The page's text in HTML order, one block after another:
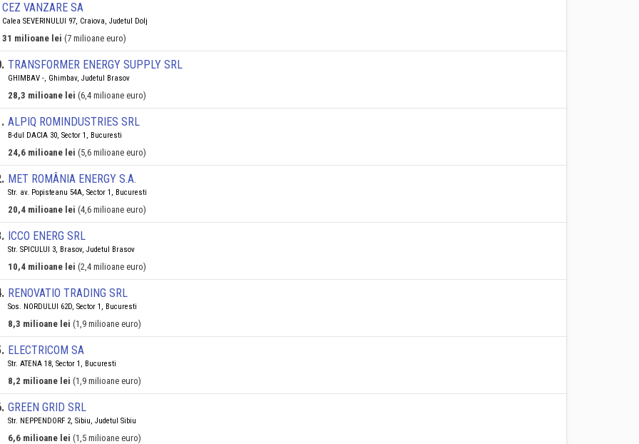
CEZ VANZARE SA
Calea SEVERINULUI 97, Craiova, Judetul Dolj
31 milioane lei (7 milioane euro)
. TRANSFORMER ENERGY SUPPLY SRL
GHIMBAV -, Ghimbav, Judetul Brasov
28,3 milioane lei (6,4 milioane euro)
. ALPIQ ROMINDUSTRIES SRL
B-dul DACIA 30, Sector 1, Bucuresti
24,6 milioane lei (5,6 milioane euro)
. MET ROMÂNIA ENERGY S.A.
Str. av. Popisteanu 54A, Sector 1, Bucuresti
20,4 milioane lei (4,6 milioane euro)
. ICCO ENERG SRL
Str. SPICULUI 3, Brasov, Judetul Brasov
10,4 milioane lei (2,4 milioane euro)
. RENOVATIO TRADING SRL
Sos. NORDULUI 62D, Sector 1, Bucuresti
8,3 milioane lei (1,9 milioane euro)
. ELECTRICOM SA
Str. ATENA 18, Sector 1, Bucuresti
8,2 milioane lei (1,9 milioane euro)
. GREEN GRID SRL
Str. NEPPENDORF 2, Sibiu, Judetul Sibiu
6,6 milioane lei (1,5 milioane euro)